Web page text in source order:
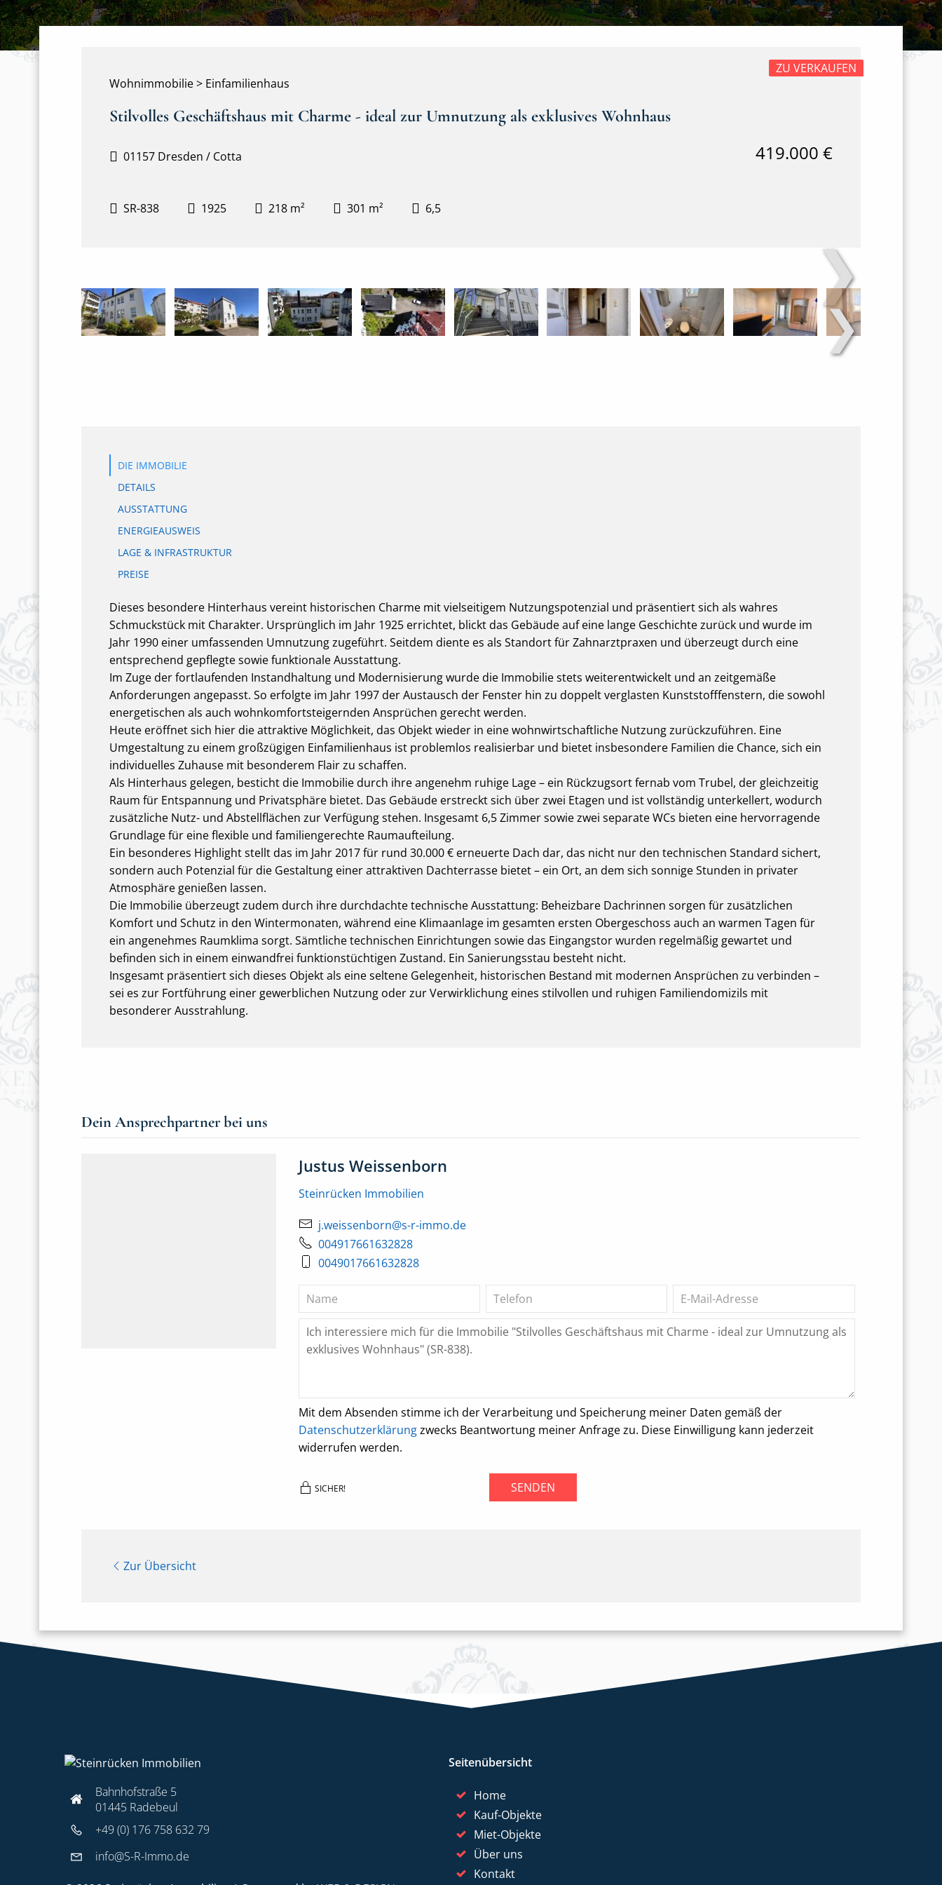
Wohnimmobilie > Einfamilienhaus
ZU VERKAUFEN
Stilvolles Geschäftshaus mit Charme - ideal zur Umnutzung als exklusives Wohnhaus
01157 Dresden / Cotta 419.000 €
SR-838 1925 218 m² 301 m² 6,5
❯
❯
DIE IMMOBILIE
DETAILS
AUSSTATTUNG
ENERGIEAUSWEIS
LAGE & INFRASTRUKTUR
PREISE
Dieses besondere Hinterhaus vereint historischen Charme mit vielseitigem Nutzungspotenzial und präsentiert sich als wahres
Schmuckstück mit Charakter. Ursprünglich im Jahr 1925 errichtet, blickt das Gebäude auf eine lange Geschichte zurück und wurde im
Jahr 1990 einer umfassenden Umnutzung zugeführt. Seitdem diente es als Standort für Zahnarztpraxen und überzeugt durch eine
entsprechend gepflegte sowie funktionale Ausstattung.
Im Zuge der fortlaufenden Instandhaltung und Modernisierung wurde die Immobilie stets weiterentwickelt und an zeitgemäße
Anforderungen angepasst. So erfolgte im Jahr 1997 der Austausch der Fenster hin zu doppelt verglasten Kunststofffenstern, die sowohl
energetischen als auch wohnkomfortsteigernden Ansprüchen gerecht werden.
Heute eröffnet sich hier die attraktive Möglichkeit, das Objekt wieder in eine wohnwirtschaftliche Nutzung zurückzuführen. Eine
Umgestaltung zu einem großzügigen Einfamilienhaus ist problemlos realisierbar und bietet insbesondere Familien die Chance, sich ein
individuelles Zuhause mit besonderem Flair zu schaffen.
Als Hinterhaus gelegen, besticht die Immobilie durch ihre angenehm ruhige Lage – ein Rückzugsort fernab vom Trubel, der gleichzeitig
Raum für Entspannung und Privatsphäre bietet. Das Gebäude erstreckt sich über zwei Etagen und ist vollständig unterkellert, wodurch
zusätzliche Nutz- und Abstellflächen zur Verfügung stehen. Insgesamt 6,5 Zimmer sowie zwei separate WCs bieten eine hervorragende
Grundlage für eine flexible und familiengerechte Raumaufteilung.
Ein besonderes Highlight stellt das im Jahr 2017 für rund 30.000 € erneuerte Dach dar, das nicht nur den technischen Standard sichert,
sondern auch Potenzial für die Gestaltung einer attraktiven Dachterrasse bietet – ein Ort, an dem sich sonnige Stunden in privater
Atmosphäre genießen lassen.
Die Immobilie überzeugt zudem durch ihre durchdachte technische Ausstattung: Beheizbare Dachrinnen sorgen für zusätzlichen
Komfort und Schutz in den Wintermonaten, während eine Klimaanlage im gesamten ersten Obergeschoss auch an warmen Tagen für
ein angenehmes Raumklima sorgt. Sämtliche technischen Einrichtungen sowie das Eingangstor wurden regelmäßig gewartet und
befinden sich in einem einwandfrei funktionstüchtigen Zustand. Ein Sanierungsstau besteht nicht.
Insgesamt präsentiert sich dieses Objekt als eine seltene Gelegenheit, historischen Bestand mit modernen Ansprüchen zu verbinden –
sei es zur Fortführung einer gewerblichen Nutzung oder zur Verwirklichung eines stilvollen und ruhigen Familiendomizils mit
besonderer Ausstrahlung.
Dein Ansprechpartner bei uns
Justus Weissenborn
Steinrücken Immobilien
j.weissenborn@s-r-immo.de
004917661632828
0049017661632828
Mit dem Absenden stimme ich der Verarbeitung und Speicherung meiner Daten gemäß der
Datenschutzerklärungzwecks Beantwortung meiner Anfrage zu. Diese Einwilligung kann jederzeit
widerrufen werden.
SICHER! SENDEN
Zur Übersicht
Bahnhofstraße 5
01445 Radebeul
+49 (0) 176 758 632 79
info@S-R-Immo.de
Seitenübersicht
Home
Kauf-Objekte
Miet-Objekte
Über uns
Kontakt